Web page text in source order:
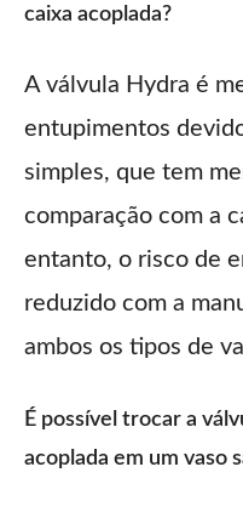
caixa acoplada?
A válvula Hydra é
entupimentos
simples, que tem
comparação com a
entanto, o risco de
reduzido com a
ambos os tipos de
É possível trocar a
acoplada em um vaso